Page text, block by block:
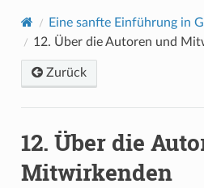
Eine sanfte Einführung in
12. Über die Autoren und
Zurück
12. Über die
Mitwirkenden